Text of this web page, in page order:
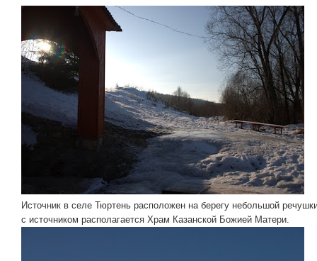
Источник в селе Тюртень расположен на берегу небольшой
с источником располагается Храм Казанской Божией Матери.